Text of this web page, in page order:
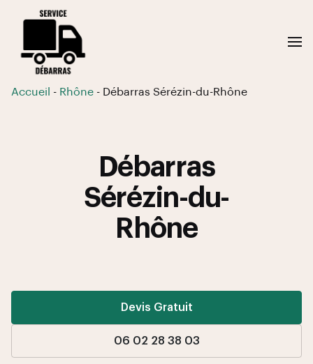
Accueil - Rhône - Débarras Sérézin-du-Rhône
Débarras
Sérézin-du-
Rhône
Devis Gratuit
06 02 28 38 03